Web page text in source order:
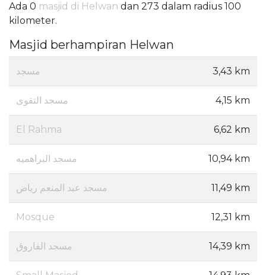
Ada 0 masjid di Helwan dan 273 dalam radius 100
kilometer.
Masjid berhampiran Helwan
مسجد 3,43 km
مسجد التقوى 4,15 km
El Rahma 6,62 km
مسجد البراهميه 10,94 km
مسجد عبد المنعم رياض 11,49 km
Mosque 12,31 km
مسجد الفاروق 14,39 km